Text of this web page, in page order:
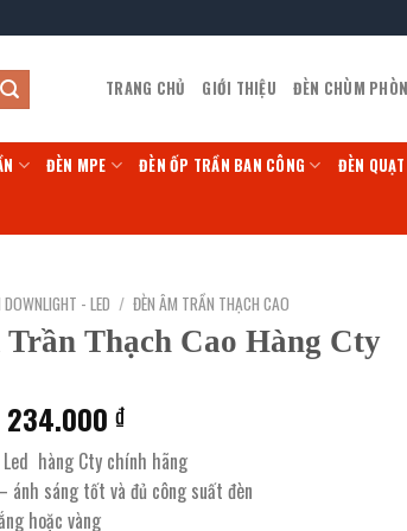
TRANG CHỦ GIỚI THIỆU ĐÈN CHÙM
ĐÈN MPE ĐÈN ỐP TRẦN BAN CÔNG ĐÈN
DOWNLIGHT - LED / ĐÈN ÂM TRẦN THẠCH CAO
Thạch Cao Hàng Cty
Giá
gốc
là:
400.000 ₫.
234.000₫Giá
hiện
tại
là:
hàng Cty chính hãng
ánh sáng tốt và đủ công suất đèn
hoặc vàng